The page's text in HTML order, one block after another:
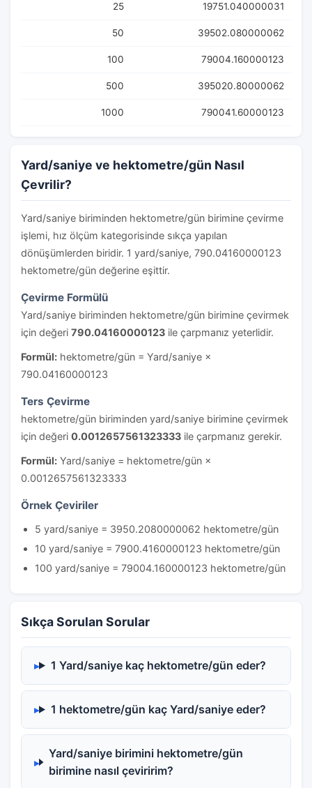
25 19751.040000031
50 39502.080000062
100 79004.160000123
500 395020.80000062
1000 790041.60000123
Yard/saniye ve hektometre/gün Nasıl
Çevrilir?
Yard/saniye biriminden hektometre/gün birimine çevirme
işlemi, hız ölçüm kategorisinde sıkça yapılan
dönüşümlerden biridir. 1 yard/saniye, 790.04160000123
hektometre/gün değerine eşittir.
Çevirme Formülü
Yard/saniye biriminden hektometre/gün birimine çevirmek
için değeri 790.04160000123 ile çarpmanız yeterlidir.
Formül: hektometre/gün = Yard/saniye ×
790.04160000123
Ters Çevirme
hektometre/gün biriminden yard/saniye birimine çevirmek
için değeri 0.0012657561323333 ile çarpmanız gerekir.
Formül: Yard/saniye = hektometre/gün ×
0.0012657561323333
Örnek Çeviriler
5 yard/saniye = 3950.2080000062 hektometre/gün
10 yard/saniye = 7900.4160000123 hektometre/gün
100 yard/saniye = 79004.160000123 hektometre/gün
Sıkça Sorulan Sorular
1 Yard/saniye kaç hektometre/gün eder?
1 hektometre/gün kaç Yard/saniye eder?
Yard/saniye birimini hektometre/gün
birimine nasıl çeviririm?